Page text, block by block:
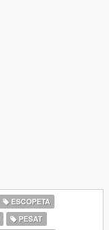
ESCOPETA
PESAT